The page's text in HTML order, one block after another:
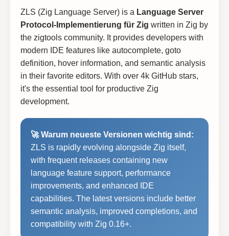
ZLS (Zig Language Server) is a Language Server
Protocol-Implementierung für Zig written in Zig by
the zigtools community. It provides developers with
modern IDE features like autocomplete, goto
definition, hover information, and semantic analysis
in their favorite editors. With over 4k GitHub stars,
it's the essential tool for productive Zig
development.
🚀 Warum neueste Versionen wichtig sind:
ZLS is rapidly evolving alongside Zig itself,
with frequent releases containing new
language feature support, performance
improvements, and enhanced IDE
capabilities. The latest versions include better
semantic analysis, improved completions, and
compatibility with Zig 0.16+.